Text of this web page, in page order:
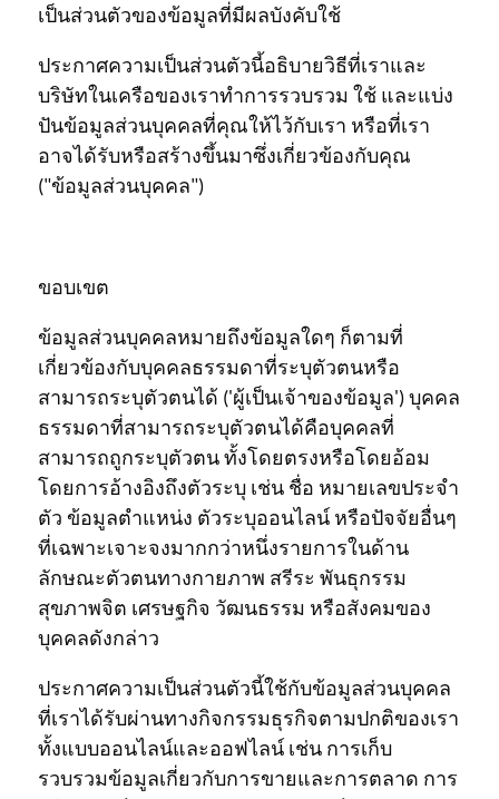
เป็นส่วนตัวของข้อมูลที่มีผลบังคับใช้
ประกาศความเป็นส่วนตัวนี้อธิบายวิธีที่เราและ
บริษัทในเครือของเราทำการรวบรวม ใช้ และแบ่ง
ปันข้อมูลส่วนบุคคลที่คุณให้ไว้กับเรา หรือที่เรา
อาจได้รับหรือสร้างขึ้นมาซึ่งเกี่ยวข้องกับคุณ
("ข้อมูลส่วนบุคคล")
ขอบเขต
ข้อมูลส่วนบุคคลหมายถึงข้อมูลใดๆ ก็ตามที่
เกี่ยวข้องกับบุคคลธรรมดาที่ระบุตัวตนหรือ
สามารถระบุตัวตนได้ ('ผู้เป็นเจ้าของข้อมูล') บุคคล
ธรรมดาที่สามารถระบุตัวตนได้คือบุคคลที่
สามารถถูกระบุตัวตน ทั้งโดยตรงหรือโดยอ้อม
โดยการอ้างอิงถึงตัวระบุ เช่น ชื่อ หมายเลขประจำ
ตัว ข้อมูลตำแหน่ง ตัวระบุออนไลน์ หรือปัจจัยอื่นๆ
ที่เฉพาะเจาะจงมากกว่าหนึ่งรายการในด้าน
ลักษณะตัวตนทางกายภาพ สรีระ พันธุกรรม
สุขภาพจิต เศรษฐกิจ วัฒนธรรม หรือสังคมของ
บุคคลดังกล่าว
ประกาศความเป็นส่วนตัวนี้ใช้กับข้อมูลส่วนบุคคล
ที่เราได้รับผ่านทางกิจกรรมธุรกิจตามปกติของเรา
ทั้งแบบออนไลน์และออฟไลน์ เช่น การเก็บ
รวบรวมข้อมูลเกี่ยวกับการขายและการตลาด การ